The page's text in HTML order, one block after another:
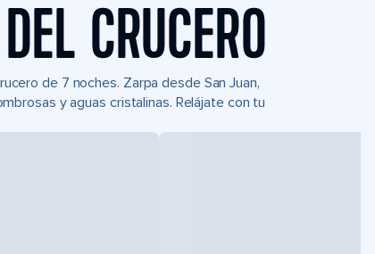
CRUCERO
de 7 noches. Zarpa desde San Juan,
y aguas cristalinas. Relájate con tu